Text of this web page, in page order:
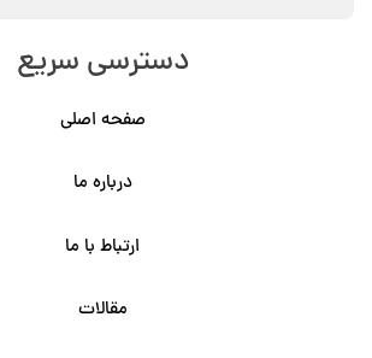
دسترسی سریع
صفحه اصلی
درباره ما
ارتباط با ما
مقالات